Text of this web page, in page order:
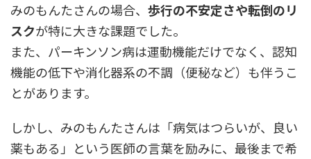
みのもんたさんの場合、 歩行の不安定さや転倒のリ
スクが特に大きな課題でした。
また、パーキンソン病は運動機能だけでなく、認知
機能の低下や消化器系の不調（便秘など）も伴うこ
とがあります。
しかし、みのもんたさんは「病気はつらいが、良い
薬もある」という医師の言葉を励みに、最後まで希